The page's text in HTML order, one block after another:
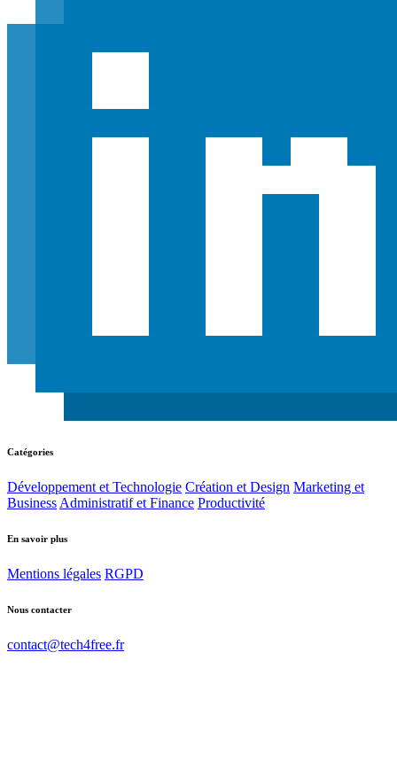
Catégories
Développement et Technologie Création et Design Marketing et
Business Administratif et Finance Productivité
En savoir plus
Mentions légales RGPD
Nous contacter
contact@tech4free.fr